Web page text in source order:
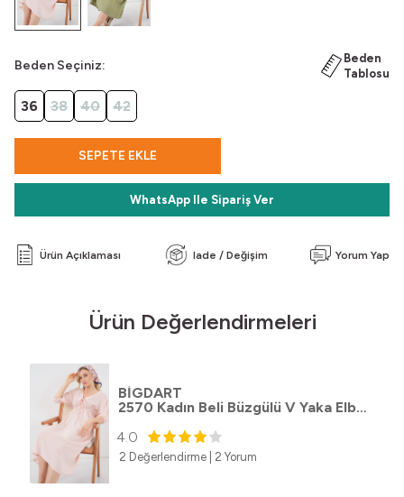
Beden Seçiniz:
Beden
Tablosu
36 38 40 42
SEPETE EKLE
WhatsApp Ile Sipariş Ver
Ürün Açıklaması Iade / Değişim Yorum Yap
Ürün Değerlendirmeleri
BİGDART
2570 Kadın Beli Büzgülü V Yaka Elbise - Pudra
4.0
2 Değerlendirme 2 Yorum